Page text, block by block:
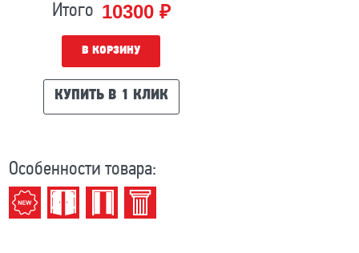
Итого 10300 ₽
В КОРЗИНУ
КУПИТЬ В 1 КЛИК
Особенности товара: